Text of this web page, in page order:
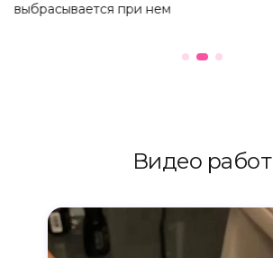
выбрасывается при нем
Видео работ